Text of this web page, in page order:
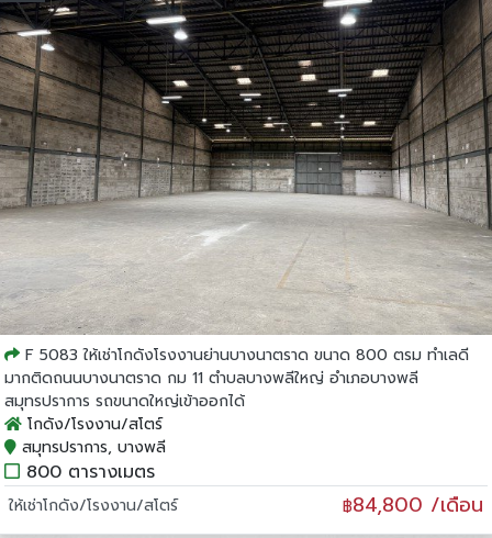
F 5083 ให้เช่าโกดังโรงงานย่านบางนาตราด ขนาด 800 ตรม ทำเลดี
มากติดถนนบางนาตราด กม 11 ตำบลบางพลีใหญ่ อำเภอบางพลี
สมุทรปราการ รถขนาดใหญ่เข้าออกได้
โกดัง/โรงงาน/สโตร์
สมุทรปราการ, บางพลี
800 ตารางเมตร
ให้เช่าโกดัง/โรงงาน/สโตร์ ฿84,800 /เดือน